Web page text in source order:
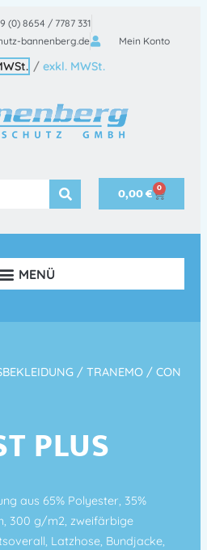
(0) 8654 / 7787 331
bannenberg.de
Mein Konto
/ exkl. MWSt.
0,00€ 0
/ TRANEMO / CON
PLUS
aus 65% Polyester, 35%
300 g/m2, zweifärbige
Latzhose, Bundjacke,